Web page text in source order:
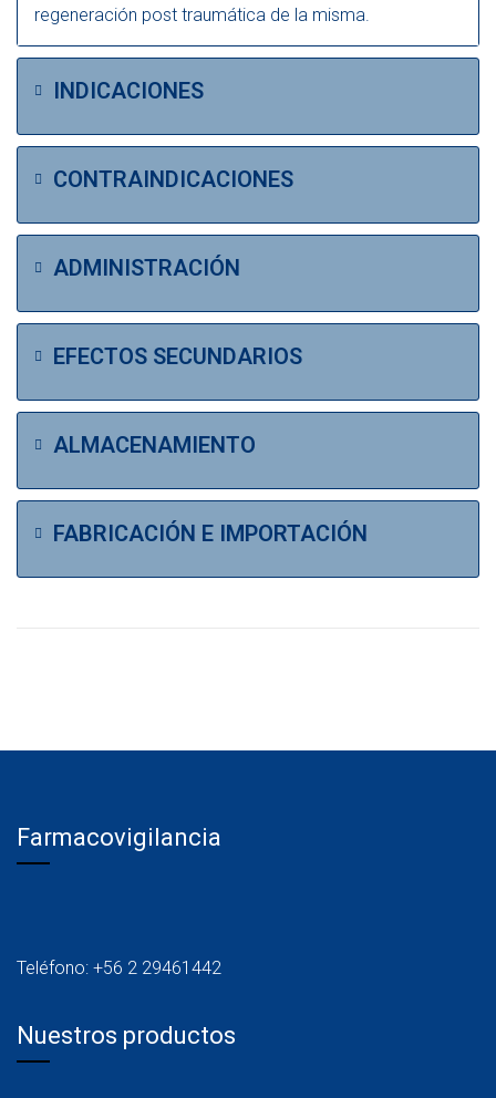
regeneración post traumática de la misma.
INDICACIONES
CONTRAINDICACIONES
ADMINISTRACIÓN
EFECTOS SECUNDARIOS
ALMACENAMIENTO
FABRICACIÓN E IMPORTACIÓN
Farmacovigilancia
Teléfono: +56 2 29461442
Nuestros productos